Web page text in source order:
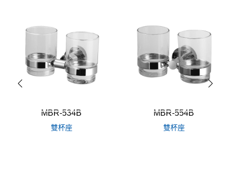
MBR-534B
雙杯座
MBR-554B
雙杯座